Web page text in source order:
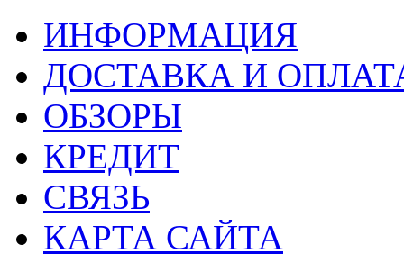
ИНФОРМАЦИЯ
ДОСТАВКА И
ОБЗОРЫ
КРЕДИТ
СВЯЗЬ
КАРТА САЙТА